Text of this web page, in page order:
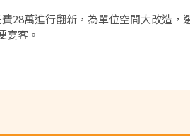
28萬進行翻新，為單位空間大改造
宴客。